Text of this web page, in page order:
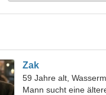
Zak
59 Jahre alt,
Mann sucht eine